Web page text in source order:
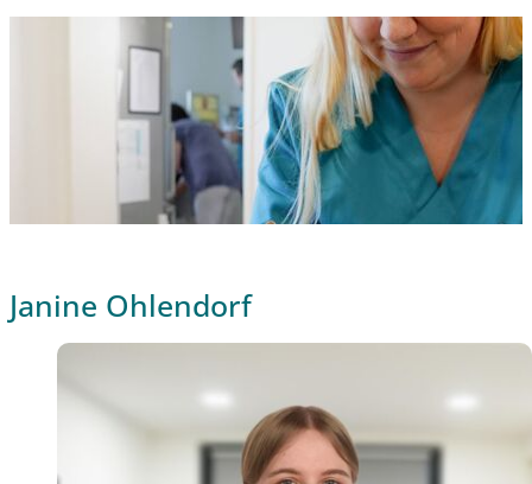
Janine Ohlendorf